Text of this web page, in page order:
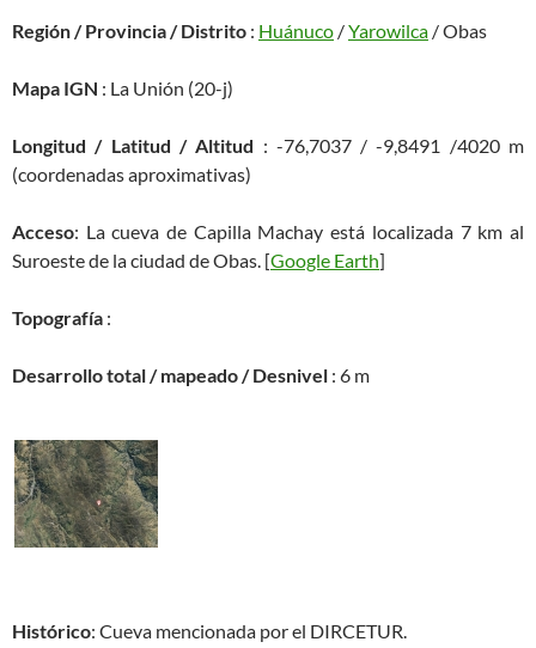
Región / Provincia / Distrito : Huánuco /Yarowilca / Obas
Mapa IGN : La Unión (20-j)
Longitud / Latitud / Altitud : -76,7037 / -9,8491 /4020 m
(coordenadas aproximativas)
Acceso: La cueva de Capilla Machay está localizada 7 km al
Suroeste de la ciudad de Obas. [Google Earth]
Topografía :
Desarrollo total / mapeado / Desnivel : 6 m
Histórico: Cueva mencionada por el DIRCETUR.